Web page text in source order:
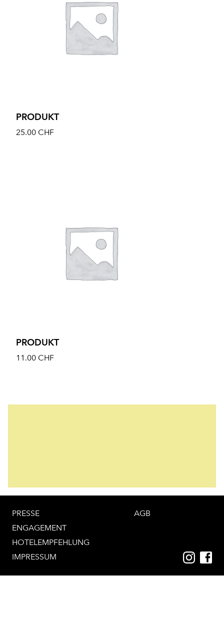
PRODUKT
25.00 CHF
PRODUKT
11.00 CHF
PRESSE
ENGAGEMENT
HOTELEMPFEHLUNG
IMPRESSUM
AGB